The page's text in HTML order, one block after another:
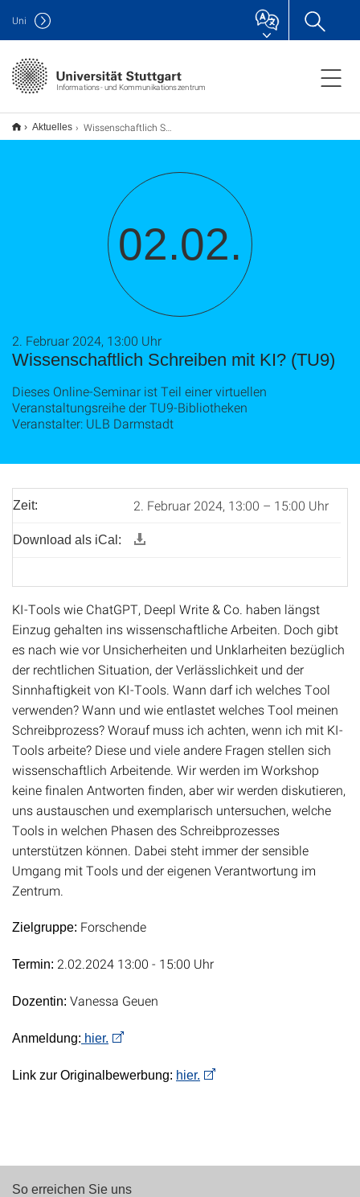
Informations- und Kommunikationszentrum
Uni
Aktuelles Wissenschaftlich Schreiben mit KI? (TU9)
02.02.
Wissenschaftlich Schreiben mit KI? (TU9)
2. Februar 2024, 13:00 Uhr
Dieses Online-Seminar ist Teil einer virtuellen
Veranstaltungsreihe der TU9-Bibliotheken
Veranstalter: ULB Darmstadt
Zeit: 2. Februar 2024, 13:00 – 15:00 Uhr
Download als iCal:
KI-Tools wie ChatGPT, Deepl Write & Co. haben längst
Einzug gehalten ins wissenschaftliche Arbeiten. Doch gibt
es nach wie vor Unsicherheiten und Unklarheiten bezüglich
der rechtlichen Situation, der Verlässlichkeit und der
Sinnhaftigkeit von KI-Tools. Wann darf ich welches Tool
verwenden? Wann und wie entlastet welches Tool meinen
Schreibprozess? Worauf muss ich achten, wenn ich mit KI-
Tools arbeite? Diese und viele andere Fragen stellen sich
wissenschaftlich Arbeitende. Wir werden im Workshop
keine finalen Antworten finden, aber wir werden diskutieren,
uns austauschen und exemplarisch untersuchen, welche
Tools in welchen Phasen des Schreibprozesses
unterstützen können. Dabei steht immer der sensible
Umgang mit Tools und der eigenen Verantwortung im
Zentrum.
Zielgruppe: Forschende
Termin: 2.02.2024 13:00 - 15:00 Uhr
Dozentin: Vanessa Geuen
Anmeldung: hier.
Link zur Originalbewerbung: hier.
So erreichen Sie uns